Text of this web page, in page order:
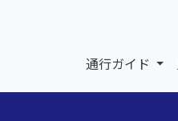
通行ガイド